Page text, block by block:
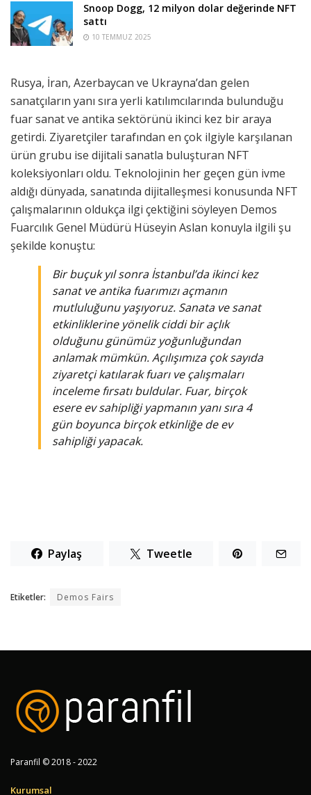
Snoop Dogg, 12 milyon dolar değerinde NFT
sattı
10 TEMMUZ 2025
Rusya, İran, Azerbaycan ve Ukrayna’dan gelen
sanatçıların yanı sıra yerli katılımcılarında bulunduğu
fuar sanat ve antika sektörünü ikinci kez bir araya
getirdi. Ziyaretçiler tarafından en çok ilgiyle karşılanan
ürün grubu ise dijitali sanatla buluşturan NFT
koleksiyonları oldu. Teknolojinin her geçen gün ivme
aldığı dünyada, sanatında dijitalleşmesi konusunda NFT
çalışmalarının oldukça ilgi çektiğini söyleyen Demos
Fuarcılık Genel Müdürü Hüseyin Aslan konuyla ilgili şu
şekilde konuştu:
Bir buçuk yıl sonra İstanbul’da ikinci kez
sanat ve antika fuarımızı açmanın
mutluluğunu yaşıyoruz. Sanata ve sanat
etkinliklerine yönelik ciddi bir açlık
olduğunu günümüz yoğunluğundan
anlamak mümkün. Açılışımıza çok sayıda
ziyaretçi katılarak fuarı ve çalışmaları
inceleme fırsatı buldular. Fuar, birçok
esere ev sahipliği yapmanın yanı sıra 4
gün boyunca birçok etkinliğe de ev
sahipliği yapacak.
Paylaş Tweetle
Etiketler: Demos Fairs
Paranfil © 2018 - 2022
Kurumsal